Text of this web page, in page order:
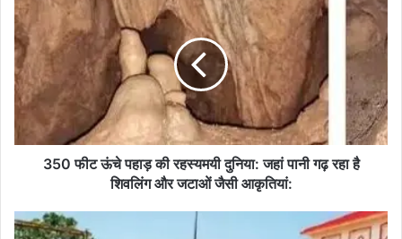
फीट
ऊंचे
पहाड़
की
रहस्यमयी
दुनिया:
जहां
पानी
शिवलिंग
350 फीट ऊंचे पहाड़ की रहस्यमयी दुनिया: जहां पानी गढ़ रहा है
शिवलिंग और जटाओं जैसी आकृतियां:
8